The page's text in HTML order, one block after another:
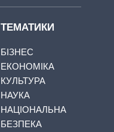
ТЕМАТИКИ
БІЗНЕС
ЕКОНОМІКА
КУЛЬТУРА
НАУКА
НАЦІОНАЛЬНА
БЕЗПЕКА